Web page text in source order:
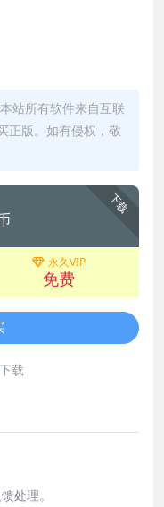
站所有软件来自互联
正版。如有侵权，敬
下载
永久VIP
免费
载
处理。